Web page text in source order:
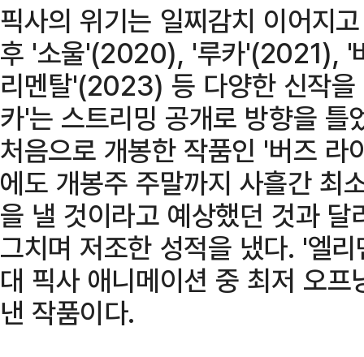
픽사의 위기는 일찌감치 이어지
후 '소울'(2020), '루카'(2021), '
리멘탈'(2023) 등 다양한 신작
카'는 스트리밍 공개로 방향을 틀
처음으로 개봉한 작품인 '버즈 라
에도 개봉주 주말까지 사흘간
을 낼 것이라고 예상했던 것과
그치며 저조한 성적을 냈다. '엘
대 픽사 애니메이션 중 최저 오
낸 작품이다.